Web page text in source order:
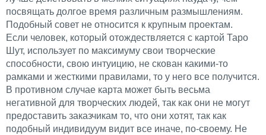
посвящать долгое время различным размышлениям.
Подобный совет не относится к крупным проектам.
Если человек, который отождествляется с картой Таро
Шут, использует по максимуму свои творческие
способности, свою интуицию, не скован какими-то
рамками и жесткими правилами, то у него все получится.
В противном случае карта может быть весьма
негативной для творческих людей, так как они не могут
предоставить заказчикам то, что они хотят, так как
подобный индивидуум видит все иначе, по-своему. Не